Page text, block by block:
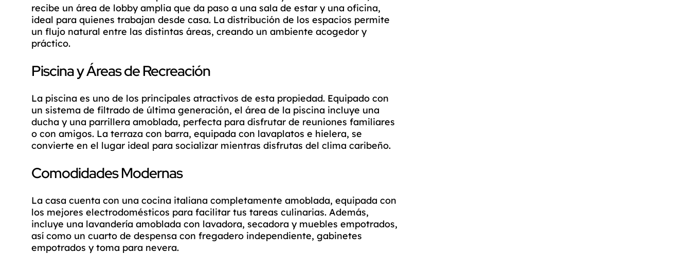
recibe un área de lobby amplia que da paso a una sala de estar y una oficina,
ideal para quienes trabajan desde casa. La distribución de los espacios permite
un flujo natural entre las distintas áreas, creando un ambiente acogedor y
práctico.
Piscina y Áreas de Recreación
La piscina es uno de los principales atractivos de esta propiedad. Equipado con
un sistema de filtrado de última generación, el área de la piscina incluye una
ducha y una parrillera amoblada, perfecta para disfrutar de reuniones familiares
o con amigos. La terraza con barra, equipada con lavaplatos e hielera, se
convierte en el lugar ideal para socializar mientras disfrutas del clima caribeño.
Comodidades Modernas
La casa cuenta con una cocina italiana completamente amoblada, equipada con
los mejores electrodomésticos para facilitar tus tareas culinarias. Además,
incluye una lavandería amoblada con lavadora, secadora y muebles empotrados,
así como un cuarto de despensa con fregadero independiente, gabinetes
empotrados y toma para nevera.